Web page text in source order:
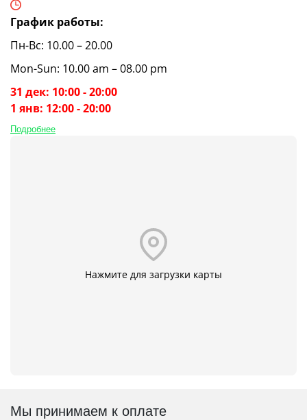
График работы:
Пн-Вс: 10.00 – 20.00
Mon-Sun: 10.00 am – 08.00 pm
31 дек: 10:00 - 20:00
1 янв: 12:00 - 20:00
Подробнее
Нажмите для загрузки карты
Мы принимаем к оплате